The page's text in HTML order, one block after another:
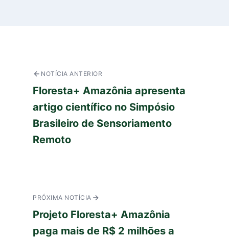
NOTÍCIA ANTERIOR
Floresta+ Amazônia apresenta
artigo científico no Simpósio
Brasileiro de Sensoriamento
Remoto
PRÓXIMA NOTÍCIA
Projeto Floresta+ Amazônia
paga mais de R$ 2 milhões a